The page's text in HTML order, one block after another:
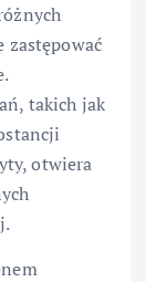
zastępować
takich jak
otwiera